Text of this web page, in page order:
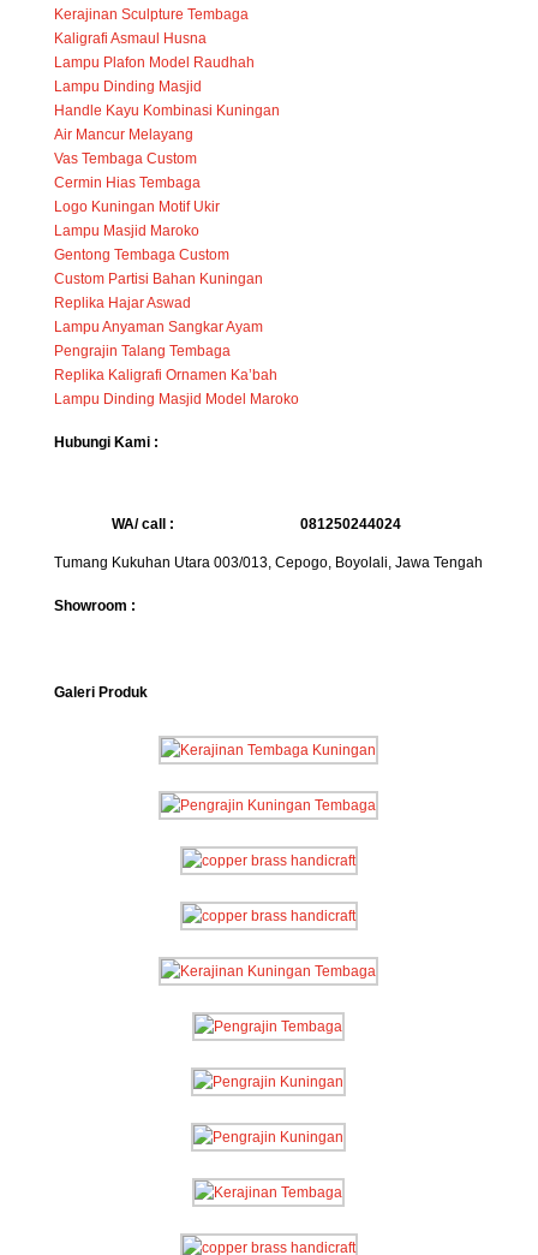
Kerajinan Sculpture Tembaga
Kaligrafi Asmaul Husna
Lampu Plafon Model Raudhah
Lampu Dinding Masjid
Handle Kayu Kombinasi Kuningan
Air Mancur Melayang
Vas Tembaga Custom
Cermin Hias Tembaga
Logo Kuningan Motif Ukir
Lampu Masjid Maroko
Gentong Tembaga Custom
Custom Partisi Bahan Kuningan
Replika Hajar Aswad
Lampu Anyaman Sangkar Ayam
Pengrajin Talang Tembaga
Replika Kaligrafi Ornamen Ka’bah
Lampu Dinding Masjid Model Maroko
Hubungi Kami :
WA/ call : 081250244024
Tumang Kukuhan Utara 003/013, Cepogo, Boyolali, Jawa Tengah
Showroom :
Galeri Produk